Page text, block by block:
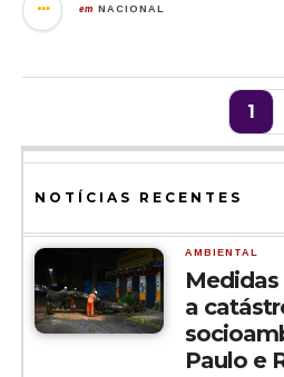
em NACIONAL
1
NOTÍCIAS RECENTES
AMBIENTAL
a
Paulo e